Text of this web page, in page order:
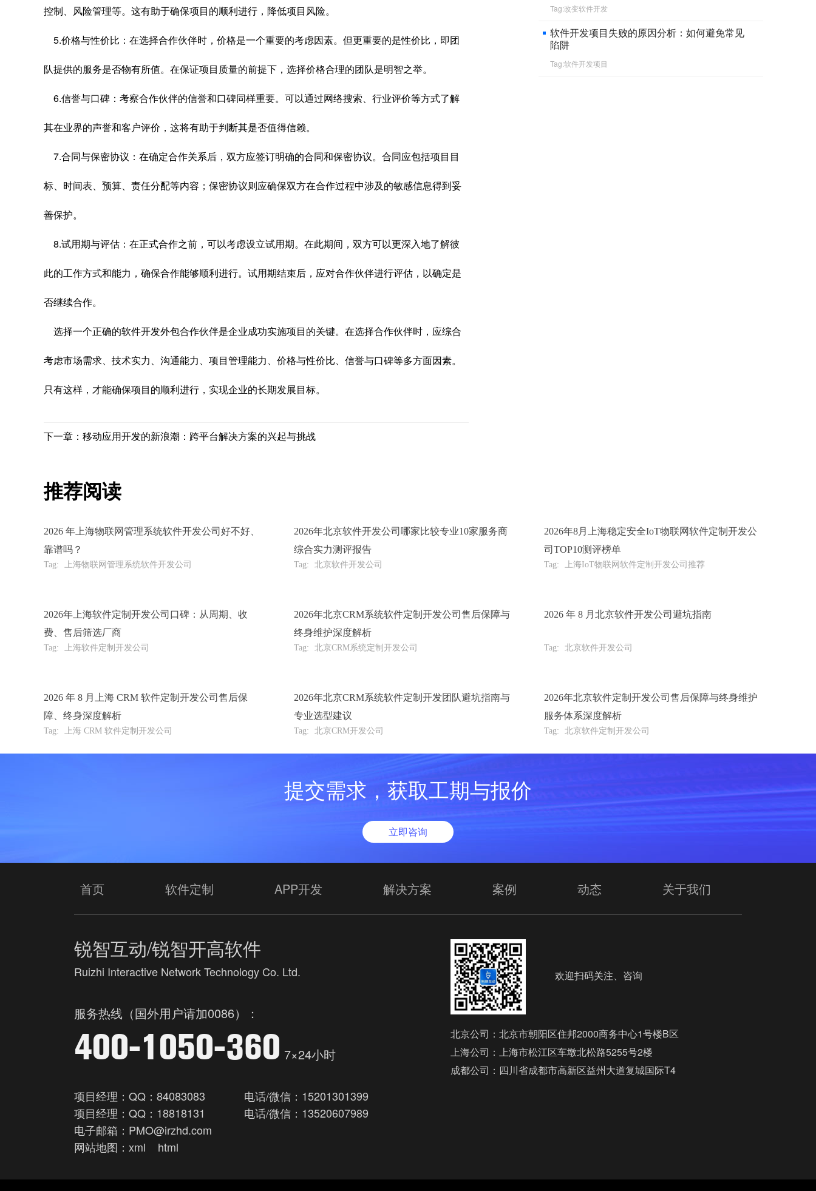
控制、风险管理等。这有助于确保项目的顺利进行，降低项目风险。
5.价格与性价比：在选择合作伙伴时，价格是一个重要的考虑因素。但更重要的是性价比，即团
队提供的服务是否物有所值。在保证项目质量的前提下，选择价格合理的团队是明智之举。
6.信誉与口碑：考察合作伙伴的信誉和口碑同样重要。可以通过网络搜索、行业评价等方式了解
其在业界的声誉和客户评价，这将有助于判断其是否值得信赖。
7.合同与保密协议：在确定合作关系后，双方应签订明确的合同和保密协议。合同应包括项目目
标、时间表、预算、责任分配等内容；保密协议则应确保双方在合作过程中涉及的敏感信息得到妥
善保护。
8.试用期与评估：在正式合作之前，可以考虑设立试用期。在此期间，双方可以更深入地了解彼
此的工作方式和能力，确保合作能够顺利进行。试用期结束后，应对合作伙伴进行评估，以确定是
否继续合作。
选择一个正确的软件开发外包合作伙伴是企业成功实施项目的关键。在选择合作伙伴时，应综合
考虑市场需求、技术实力、沟通能力、项目管理能力、价格与性价比、信誉与口碑等多方面因素。
只有这样，才能确保项目的顺利进行，实现企业的长期发展目标。
下一章：移动应用开发的新浪潮：跨平台解决方案的兴起与挑战
Tag:改变软件开发
软件开发项目失败的原因分析：如何避免常见
陷阱
Tag:软件开发项目
推荐阅读
2026 年上海物联网管理系统软件开发公司好不好、
靠谱吗？
Tag: 上海物联网管理系统软件开发公司
2026年北京软件开发公司哪家比较专业10家服务商
综合实力测评报告
Tag: 北京软件开发公司
2026年8月上海稳定安全IoT物联网软件定制开发公
司TOP10测评榜单
Tag: 上海IoT物联网软件定制开发公司推荐
2026年上海软件定制开发公司口碑：从周期、收
费、售后筛选厂商
Tag: 上海软件定制开发公司
2026年北京CRM系统软件定制开发公司售后保障与
终身维护深度解析
Tag: 北京CRM系统定制开发公司
2026 年 8 月北京软件开发公司避坑指南
Tag: 北京软件开发公司
2026 年 8 月上海 CRM 软件定制开发公司售后保
障、终身深度解析
Tag: 上海 CRM 软件定制开发公司
2026年北京CRM系统软件定制开发团队避坑指南与
专业选型建议
Tag: 北京CRM开发公司
2026年北京软件定制开发公司售后保障与终身维护
服务体系深度解析
Tag: 北京软件定制开发公司
提交需求，获取工期与报价
立即咨询
首页 软件定制 APP开发 解决方案 案例 动态 关于我们
锐智互动/锐智开高软件
Ruizhi Interactive Network Technology Co. Ltd.
服务热线（国外用户请加0086）：
400-1050-360 7×24小时
项目经理：QQ：84083083
电话/微信：15201301399
项目经理：QQ：18818131
电话/微信：13520607989
电子邮箱：PMO@irzhd.com
网站地图： xml html
欢迎扫码关注、咨询
北京公司：北京市朝阳区住邦2000商务中心1号楼B区
上海公司：上海市松江区车墩北松路5255号2楼
成都公司：四川省成都市高新区益州大道复城国际T4